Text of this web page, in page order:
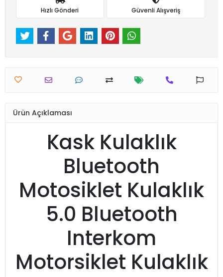
Hızlı Gönderi Güvenli Alışveriş
Ürün Açıklaması
Kask Kulaklık
Bluetooth
Motosiklet Kulaklık
5.0 Bluetooth
Interkom
Motorsiklet Kulaklık